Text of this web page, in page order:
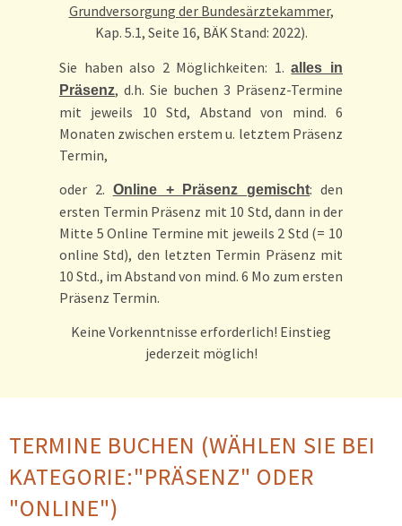
Grundversorgung der Bundesärztekammer,
Kap. 5.1, Seite 16, BÄK Stand: 2022).
Sie haben also 2 Möglichkeiten: 1.alles in
Präsenz, d.h. Sie buchen 3 Präsenz-Termine
mit jeweils 10 Std, Abstand von mind. 6
Monaten zwischen erstem u. letztem Präsenz
Termin,
oder 2. Online + Präsenz gemischt: den
ersten Termin Präsenz mit 10 Std, dann in der
Mitte 5 Online Termine mit jeweils 2 Std (= 10
online Std), den letzten Termin Präsenz mit
10 Std., im Abstand von mind. 6 Mo zum ersten
Präsenz Termin.
Keine Vorkenntnisse erforderlich! Einstieg
jederzeit möglich!
TERMINE BUCHEN (WÄHLEN SIE BEI
KATEGORIE:"PRÄSENZ" ODER
"ONLINE")